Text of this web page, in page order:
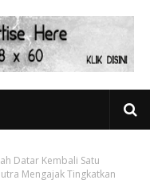
Datar Kembali Satu
Mengajak Tingkatkan